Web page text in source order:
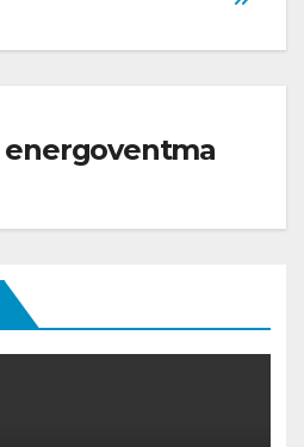
energoventma